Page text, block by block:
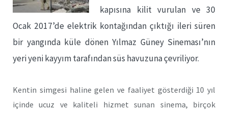
kapısına kilit vurulan ve 30
Ocak 2017’de elektrik kontağından çıktığı ileri süren
bir yangında küle dönen Yılmaz Güney Sineması’nın
yeri yeni kayyım tarafından süs havuzuna çevriliyor.
Kentin simgesi haline gelen ve faaliyet gösterdiği 10 yıl
içinde ucuz ve kaliteli hizmet sunan sinema, birçok